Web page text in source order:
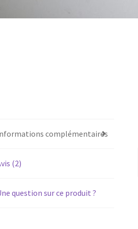
complémentaires
(2)
question sur ce produit ?